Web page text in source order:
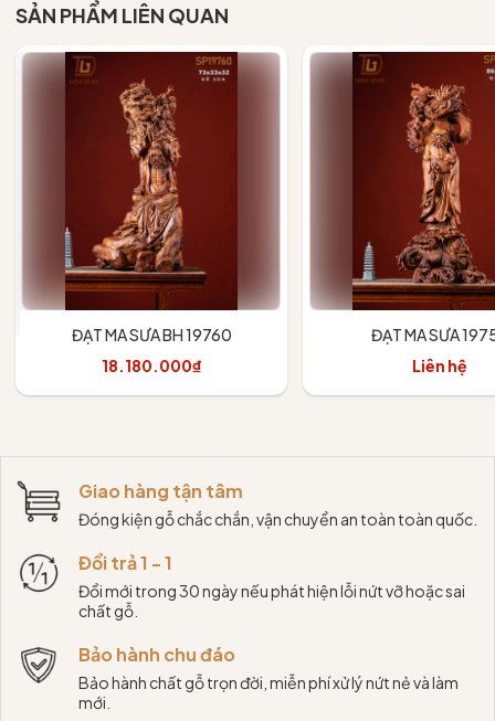
SẢN PHẨM LIÊN QUAN
ĐẠT MA SƯA BH 19760
18.180.000₫
ĐẠT MA SƯA
Liên hệ
Giao hàng tận tâm
Đóng kiện gỗ chắc chắn, vận chuyển an toàn toàn quốc.
Đổi trả 1 - 1
Đổi mới trong 30 ngày nếu phát hiện lỗi nứt vỡ hoặc sai
chất gỗ.
Bảo hành chu đáo
Bảo hành chất gỗ trọn đời, miễn phí xử lý nứt nẻ và làm
mới.